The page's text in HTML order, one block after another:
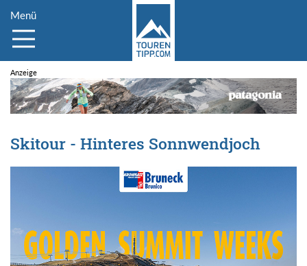
Menü
Skitour - Hinteres Sonnwendjoch